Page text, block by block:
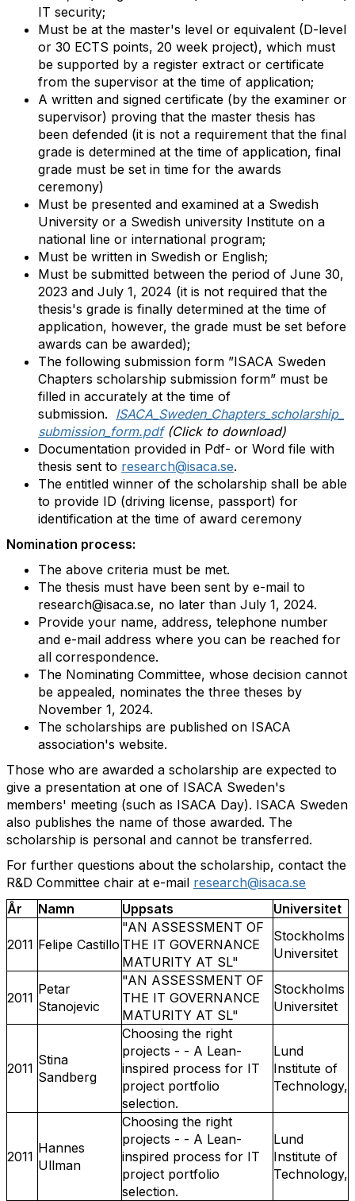
IT security;
Must be at the master's level or equivalent (D-level
or 30 ECTS points, 20 week project), which must
be supported by a register extract or certificate
from the supervisor at the time of application;
A written and signed certificate (by the examiner or
supervisor) proving that the master thesis has
been defended (it is not a requirement that the final
grade is determined at the time of application, final
grade must be set in time for the awards
ceremony)
Must be presented and examined at a Swedish
University or a Swedish university Institute on a
national line or international program;
Must be written in Swedish or English;
Must be submitted between the period of June 30,
2023 and July 1, 2024 (it is not required that the
thesis's grade is finally determined at the time of
application, however, the grade must be set before
awards can be awarded);
The following submission form ”ISACA Sweden
Chapters scholarship submission form” must be
filled in accurately at the time of
submission. ISACA_Sweden_Chapters_scholarship_
submission_form.pdf(Click to download)
Documentation provided in Pdf- or Word file with
thesis sent to research@isaca.se.
The entitled winner of the scholarship shall be able
to provide ID (driving license, passport) for
identification at the time of award ceremony
Nomination process:
The above criteria must be met.
The thesis must have been sent by e-mail to
research@isaca.se, no later than July 1, 2024.
Provide your name, address, telephone number
and e-mail address where you can be reached for
all correspondence.
The Nominating Committee, whose decision cannot
be appealed, nominates the three theses by
November 1, 2024.
The scholarships are published on ISACA
association's website.
Those who are awarded a scholarship are expected to
give a presentation at one of ISACA Sweden's
members' meeting (such as ISACA Day). ISACA Sweden
also publishes the name of those awarded. The
scholarship is personal and cannot be transferred.
For further questions about the scholarship, contact the
R&D Committee chair at e-mail research@isaca.se
År
Namn Uppsats Universitet
2011 Felipe Castillo
"AN ASSESSMENT OF
THE IT GOVERNANCE
MATURITY AT SL"
Stockholms
Universitet
2011
Petar
Stanojevic
"AN ASSESSMENT OF
THE IT GOVERNANCE
MATURITY AT SL"
Stockholms
Universitet
2011
Stina
Sandberg
Choosing the right
projects - - A Lean-
inspired process for IT
project portfolio
selection.
Lund
Institute of
Technology,
2011
Hannes
Ullman
Choosing the right
projects - - A Lean-
inspired process for IT
project portfolio
selection.
Lund
Institute of
Technology,